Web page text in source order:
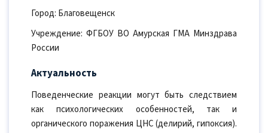
Город: Благовещенск
Учреждение: ФГБОУ ВО Амурская ГМА Минздрава
России
Актуальность
Поведенческие реакции могут быть следствием
как психологических особенностей, так и
органического поражения ЦНС (делирий, гипоксия).